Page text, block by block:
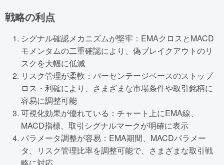
戦略の利点
シグナル確認メカニズムが堅牢：EMAクロスとMACD
モメンタムの二重確認により、偽ブレイクアウトのリ
スクを大幅に低減
リスク管理が柔軟：パーセンテージベースのストップ
ロス・利確により、さまざまな市場条件や取引銘柄に
容易に調整可能
可視化効果が優れている：チャート上にEMA線、
MACD指標、取引シグナルマークが明確に表示
パラメータ調整が容易：EMA期間、MACDパラメー
タ、リスク管理比率を調整可能で、さまざまな取引戦